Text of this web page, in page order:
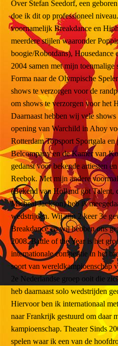
Over Stefan Seedorf, een
doe ik dit op professioneel
voornamelijk Breakdance en
meerdere stijlen waaronder
boogie/Robotdans), Housedance
2004 samen met mijn
Forma naar de Olympische
shows te verzorgen voor de
om shows te verzorgen voor het
Daarnaast hebben wij vele shows
opening van Warchild in Ahoy
Rotterdam Topsport Sportgala en
Belcompany en de Kamer van
gedanst voor bekende artiesten
Reebok. Met mijn andere
(Bekend van Holland got
Micheal Jackson) heb ik
wedstrijden. Wij zijn 2 keer 3e
Breakdance en wij hebben ons
2008. Battle of the Year is het
internationale competitie in het
soort van wereldkampioenschap
2e Nederlandse groep ooit die
heb daarnaast solo wedstrijden
Hiervoor ben ik internationaal
naar Frankrijk gestuurd om daar
kampioenschap. Theater Sinds
spelen waar ik een van de